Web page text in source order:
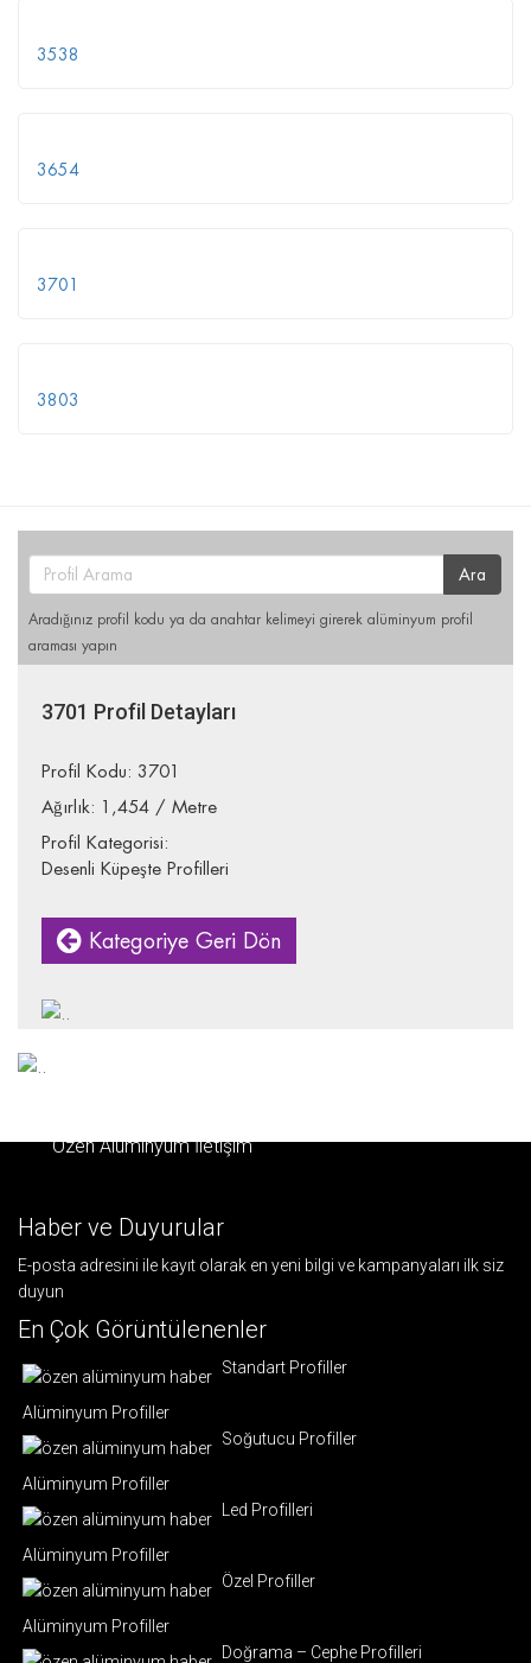
3538
3654
3701
3803
Ara
Aradığınız profil kodu ya da anahtar kelimeyi girerek alüminyum profil
araması yapın
3701 Profil Detayları
Profil Kodu: 3701
Ağırlık: 1,454 / Metre
Profil Kategorisi:
Desenli Küpeşte Profilleri
Kategoriye Geri Dön
Özen Alüminyum İletişim
Haber ve Duyurular
E-posta adresini ile kayıt olarak en yeni bilgi ve kampanyaları ilk siz
duyun
En Çok Görüntülenenler
Standart Profiller
Alüminyum Profiller
Soğutucu Profiller
Alüminyum Profiller
Led Profilleri
Alüminyum Profiller
Özel Profiller
Alüminyum Profiller
Doğrama – Cephe Profilleri